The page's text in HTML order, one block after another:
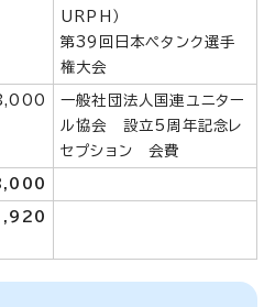
URPH）
第39回日本ペタンク選手
権大会
一般社団法人国連ユニター
ル協会 設立5周年記念レ
セプション 会費